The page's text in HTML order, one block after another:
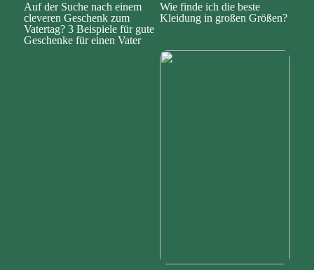
Auf der Suche nach einem
cleveren Geschenk zum
Vatertag? 3 Beispiele für gute
Geschenke für einen Vater
Wie finde ich die beste
Kleidung in großen Größen?